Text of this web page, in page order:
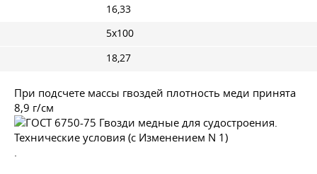
16,33
5x100
18,27
При подсчете массы гвоздей плотность меди принята
8,9 г/см
.